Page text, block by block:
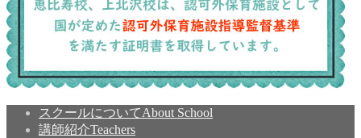
スクールについてAbout School
講師紹介Teachers